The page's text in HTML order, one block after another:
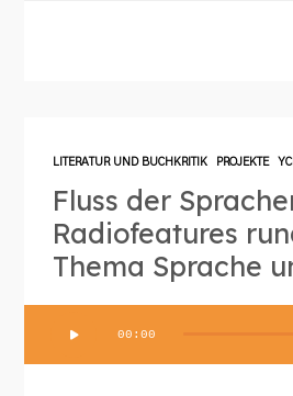
LITERATUR UND BUCHKRITIK PROJEKTE
Fluss der
Radiofeatures
Thema Sprache
00:00